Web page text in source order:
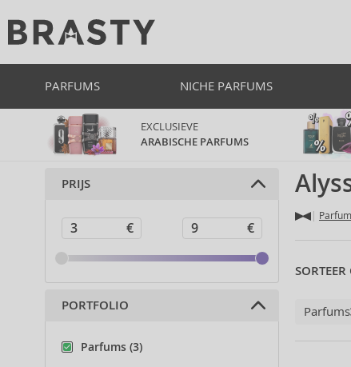
PARFUMS NICHE PARFUMS
EXCLUSIEVE
ARABISCHE PARFUMS
SORTEER
Parfums
PRIJS
PORTFOLIO
Parfums (3)